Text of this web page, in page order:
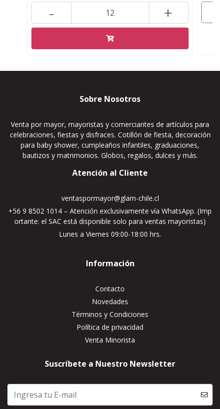
+
-
Sobre Nosotros
Venta por mayor, mayoristas y comerciantes de artículos para
celebraciones, fiestas y disfraces. Cotillón de fiesta, decoración
para baby shower, cumpleaños infantiles, graduaciones,
bautizos y matrimonios. Globos, regalos, dulces y más.
Atención al Cliente
ventaspormayor@glam-chile.cl
+56 9 8502 1014 – Atención exclusivamente vía WhatsApp. (Imp
ortante: el SAC está disponible solo para ventas mayoristas)
Lunes a Viernes 09:00-18:00 hrs.
Información
Contacto
Novedades
Términos y Condiciones
Política de privacidad
Venta Minorista
Suscríbete a Nuestro Newsletter